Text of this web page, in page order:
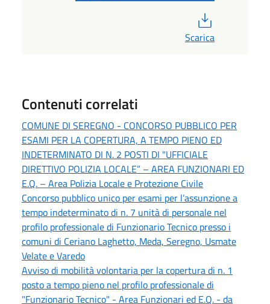
Scarica
Contenuti correlati
COMUNE DI SEREGNO - CONCORSO PUBBLICO PER
ESAMI PER LA COPERTURA, A TEMPO PIENO ED
INDETERMINATO DI N. 2 POSTI DI "UFFICIALE
DIRETTIVO POLIZIA LOCALE” – AREA FUNZIONARI ED
E.Q. – Area Polizia Locale e Protezione Civile
Concorso pubblico unico per esami per l’assunzione a
tempo indeterminato di n. 7 unità di personale nel
profilo professionale di Funzionario Tecnico presso i
comuni di Ceriano Laghetto, Meda, Seregno, Usmate
Velate e Varedo
Avviso di mobilità volontaria per la copertura di n. 1
posto a tempo pieno nel profilo professionale di
"Funzionario Tecnico" - Area Funzionari ed E.Q. - da